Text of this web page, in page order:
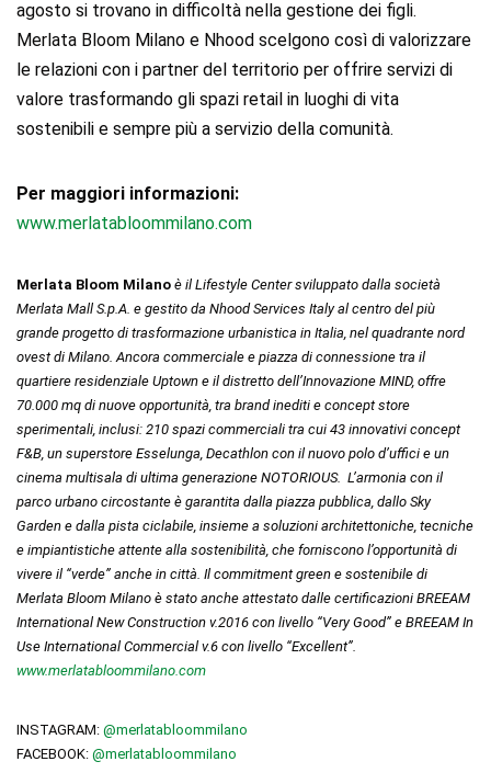
agosto si trovano in difficoltà nella gestione dei figli.
Merlata Bloom Milano e Nhood scelgono così di valorizzare
le relazioni con i partner del territorio per offrire servizi di
valore trasformando gli spazi retail in luoghi di vita
sostenibili e sempre più a servizio della comunità.
Per maggiori informazioni:
www.merlatabloommilano.com
Merlata Bloom Milano è il Lifestyle Center sviluppato dalla società
Merlata Mall S.p.A. e gestito da Nhood Services Italy al centro del più
grande progetto di trasformazione urbanistica in Italia, nel quadrante nord
ovest di Milano. Ancora commerciale e piazza di connessione tra il
quartiere residenziale Uptown e il distretto dell’Innovazione MIND, offre
70.000 mq di nuove opportunità, tra brand inediti e concept store
sperimentali, inclusi: 210 spazi commerciali tra cui 43 innovativi concept
F&B, un superstore Esselunga, Decathlon con il nuovo polo d’uffici e un
cinema multisala di ultima generazione NOTORIOUS. L’armonia con il
parco urbano circostante è garantita dalla piazza pubblica, dallo Sky
Garden e dalla pista ciclabile, insieme a soluzioni architettoniche, tecniche
e impiantistiche attente alla sostenibilità, che forniscono l’opportunità di
vivere il “verde” anche in città. Il commitment green e sostenibile di
Merlata Bloom Milano è stato anche attestato dalle certificazioni BREEAM
International New Construction v.2016 con livello “Very Good” e BREEAM In
Use International Commercial v.6 con livello “Excellent”.
www.merlatabloommilano.com
INSTAGRAM: @merlatabloommilano
FACEBOOK: @merlatabloommilano